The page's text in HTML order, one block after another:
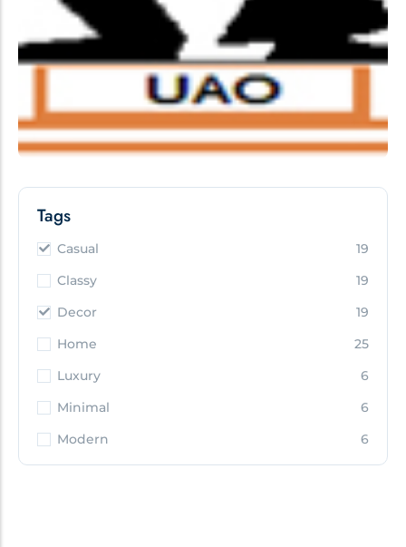
Tags
Casual
19
Classy
19
Decor
19
Home
25
Luxury
6
Minimal
6
Modern
6